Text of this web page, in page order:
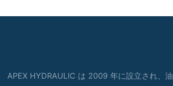
APEX HYDRAULIC は 2009 年に設立され、油